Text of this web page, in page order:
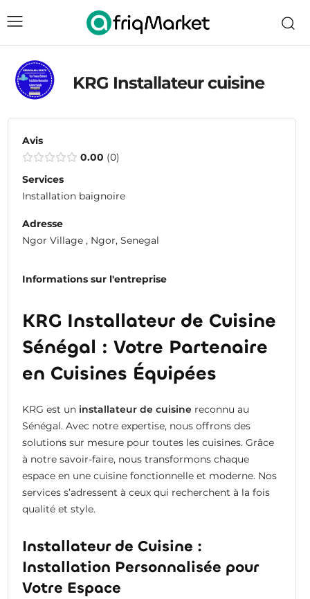
KRG Installateur cuisine
Avis
0.00 0
Services
Installation baignoire
Adresse
Ngor Village , Ngor, Senegal
Informations sur l'entreprise
KRG Installateur de Cuisine
Sénégal : Votre Partenaire
en Cuisines Équipées
KRG est un installateur de cuisinereconnu au
Sénégal. Avec notre expertise, nous offrons des
solutions sur mesure pour toutes les cuisines. Grâce
à notre savoir-faire, nous transformons chaque
espace en une cuisine fonctionnelle et moderne. Nos
services s’adressent à ceux qui recherchent à la fois
qualité et style.
Installateur de Cuisine :
Installation Personnalisée pour
Votre Espace